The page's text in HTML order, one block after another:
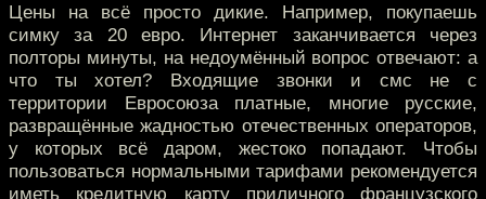
Цены на всё просто дикие. Например, покупаешь
симку за 20 евро. Интернет заканчивается через
полторы минуты, на недоумённый вопрос отвечают: а
что ты хотел? Входящие звонки и смс не с
территории Евросоюза платные, многие русские,
развращённые жадностью отечественных операторов,
у которых всё даром, жестоко попадают. Чтобы
пользоваться нормальными тарифами рекомендуется
иметь кредитную карту приличного французского